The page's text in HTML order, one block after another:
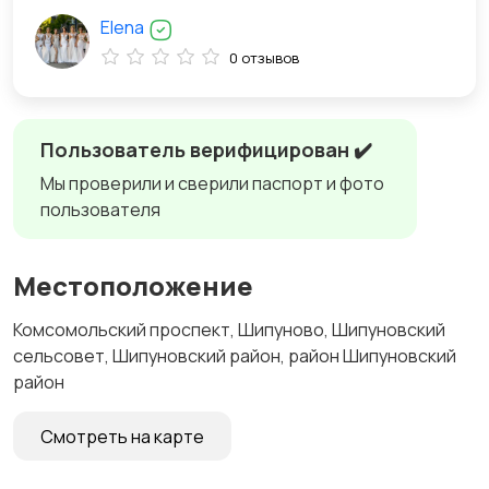
Пользователь верифицирован ✔️
Мы проверили и сверили паспорт и фото
пользователя
Местоположение
Комсомольский проспект, Шипуново, Шипуновский
сельсовет, Шипуновский район, район Шипуновский
район
Смотреть на карте
Elena
0 отзывов